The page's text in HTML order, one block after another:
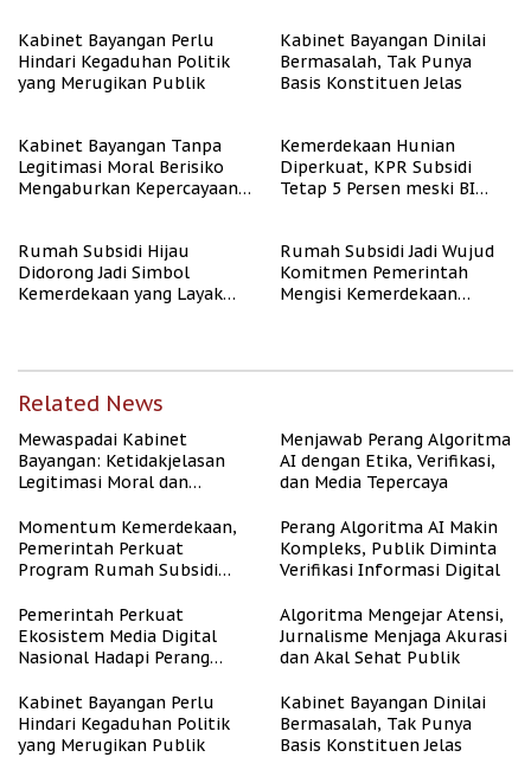
Kabinet Bayangan Perlu
Hindari Kegaduhan Politik
yang Merugikan Publik
Kabinet Bayangan Dinilai
Bermasalah, Tak Punya
Basis Konstituen Jelas
Kabinet Bayangan Tanpa
Legitimasi Moral Berisiko
Mengaburkan Kepercayaan
Kemerdekaan Hunian
Diperkuat, KPR Subsidi
Tetap 5 Persen meski BI
Rumah Subsidi Hijau
Didorong Jadi Simbol
Kemerdekaan yang Layak
Rumah Subsidi Jadi Wujud
Komitmen Pemerintah
Mengisi Kemerdekaan
Related News
Mewaspadai Kabinet
Bayangan: Ketidakjelasan
Legitimasi Moral dan
Menjawab Perang Algoritma
AI dengan Etika, Verifikasi,
dan Media Tepercaya
Momentum Kemerdekaan,
Pemerintah Perkuat
Program Rumah Subsidi
Berpenghasilan Rendah
Perang Algoritma AI Makin
Kompleks, Publik Diminta
Verifikasi Informasi Digital
Pemerintah Perkuat
Ekosistem Media Digital
Nasional Hadapi Perang
Algoritma Mengejar Atensi,
Jurnalisme Menjaga Akurasi
dan Akal Sehat Publik
Kabinet Bayangan Perlu
Hindari Kegaduhan Politik
yang Merugikan Publik
Kabinet Bayangan Dinilai
Bermasalah, Tak Punya
Basis Konstituen Jelas